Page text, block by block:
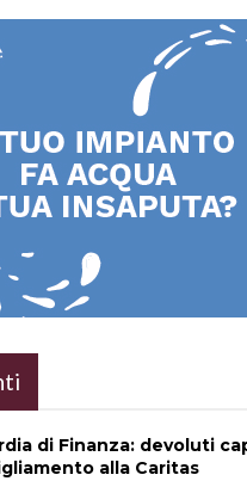
di Finanza: devoluti
alla Caritas